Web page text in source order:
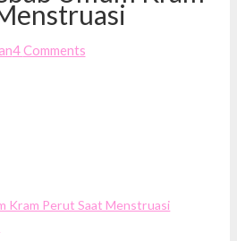
4Comments
Kram Perut Saat Menstruasi